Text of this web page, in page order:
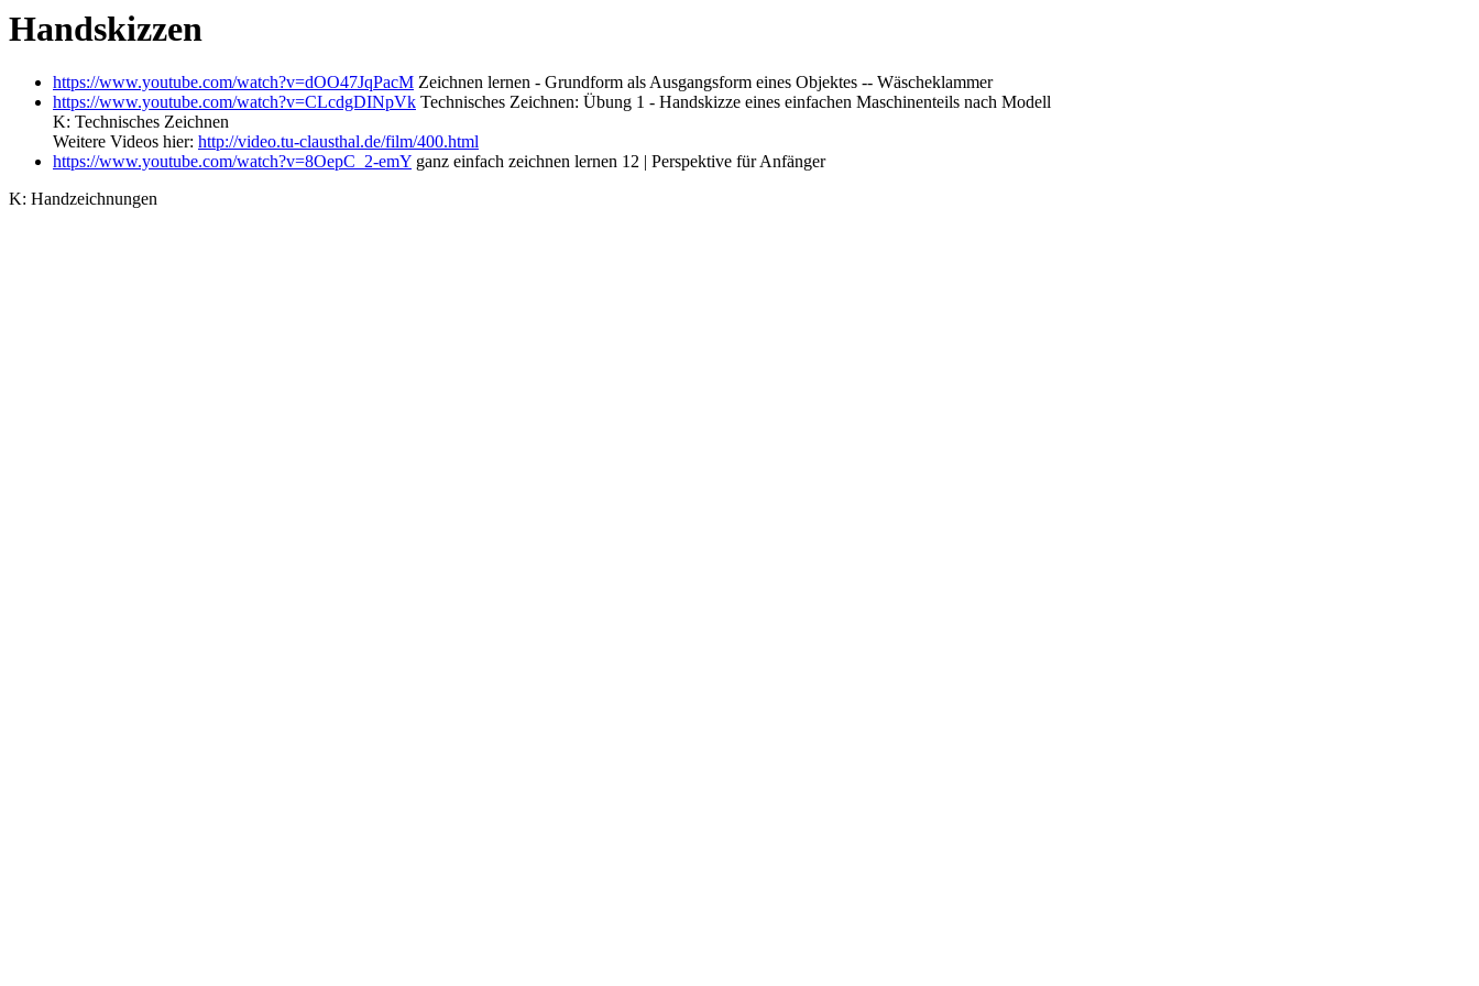
Handskizzen
https://www.youtube.com/watch?v=dOO47JqPacM Zeichnen lernen - Grundform als Ausgangsform eines Objektes -- Wäscheklammer
https://www.youtube.com/watch?v=CLcdgDINpVk Technisches Zeichnen: Übung 1 - Handskizze eines einfachen Maschinenteils nach Modell
K: Technisches Zeichnen
Weitere Videos hier: http://video.tu-clausthal.de/film/400.html
https://www.youtube.com/watch?v=8OepC_2-emY ganz einfach zeichnen lernen 12 | Perspektive für Anfänger
K: Handzeichnungen